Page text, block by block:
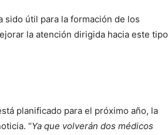
sido útil para la formación de los
la atención dirigida hacia este tipo
planificado para el próximo año, la
“Ya que volverán dos médicos